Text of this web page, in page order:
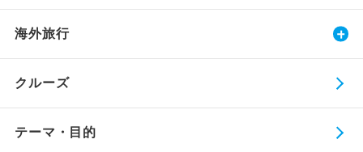
海外旅行
クルーズ
テーマ・目的